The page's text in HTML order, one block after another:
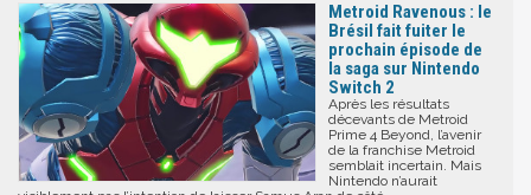
Metroid Ravenous : le
Brésil fait fuiter le
prochain épisode de
la saga sur Nintendo
Switch 2
Après les résultats
décevants de Metroid
Prime 4 Beyond, l’avenir
de la franchise Metroid
semblait incertain. Mais
Nintendo n’aurait